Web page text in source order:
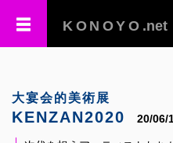
KONOYO .net
大宴会的美術展
KENZAN2020 20/06/